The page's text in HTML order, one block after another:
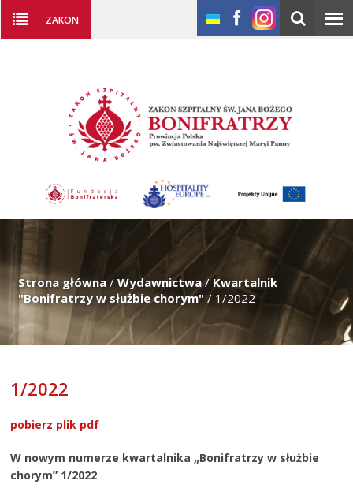
ZAKON
Strona główna /Wydawnictwa/Kwartalnik
"Bonifratrzy w służbie chorym" / 1/2022
1/2022
pobierz plik pdf
W nowym numerze kwartalnika „Bonifratrzy w służbie
chorym” 1/2022